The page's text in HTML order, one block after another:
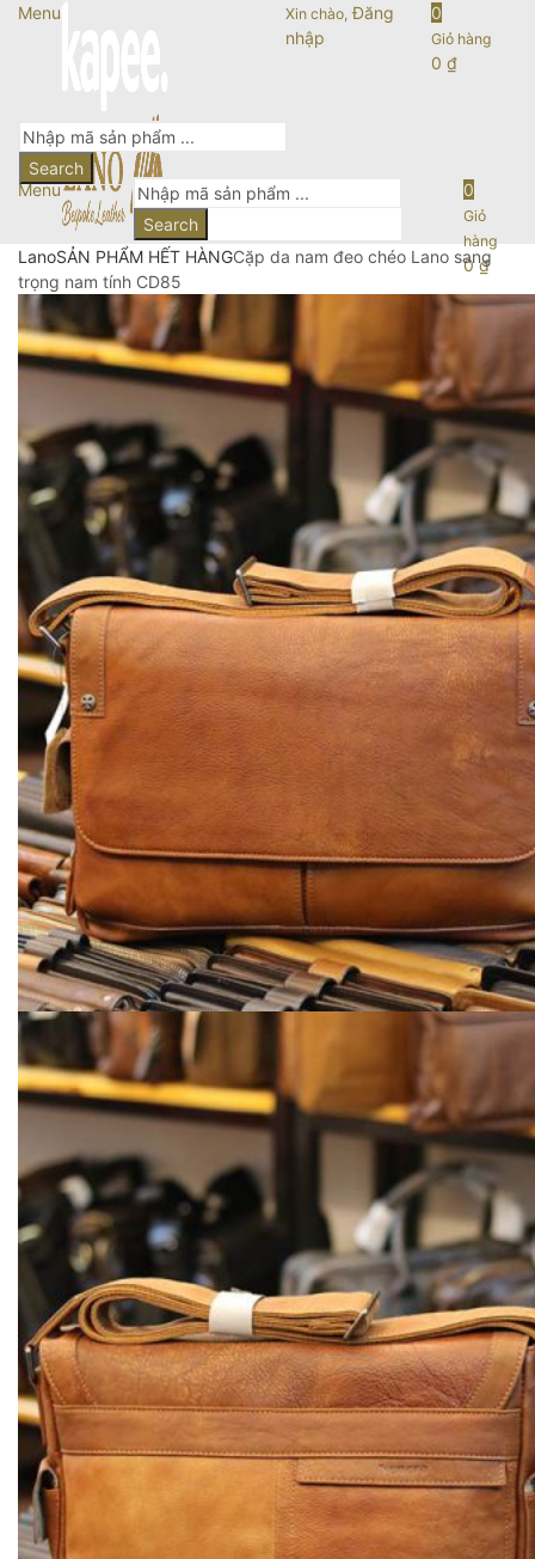
Menu Xin chào, Đăng
nhập
0
Giỏ hàng
0 ₫
Search
Menu
Search
0
Giỏ
hàng
0₫
LanoSẢN PHẨM HẾT HÀNGCặp da nam đeo chéo Lano sang
trọng nam tính CD85